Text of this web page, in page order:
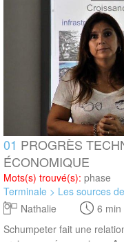
01 PROGRÈS
ÉCONOMIQUE
Mots(s) trouvé(s): phase
Terminale > Les sources
Nathalie
6 min
Schumpeter fait une